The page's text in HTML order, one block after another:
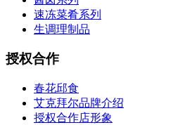
速冻菜肴系列
生调理制品
授权合作
春花邱食
艾克拜尔品牌介绍
授权合作店形象